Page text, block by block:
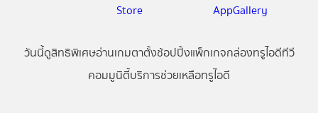
วันนี้ดูสิทธิพิเศษอ่านเกมตาตั้งช้อปปิ้งแพ็กเกจกล่องทรูไอดีทีวี
คอมมูนิตี้บริการช่วยเหลือทรูไอดี